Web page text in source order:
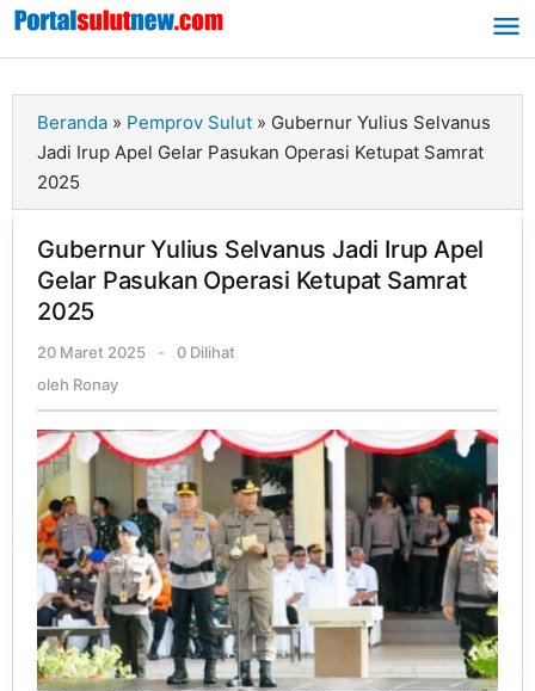
Lewati
Beranda » Pemprov Sulut » Gubernur Yulius Selvanus
Jadi Irup Apel Gelar Pasukan Operasi Ketupat Samrat
2025
Gubernur Yulius Selvanus Jadi Irup Apel
Gelar Pasukan Operasi Ketupat Samrat
2025
20 Maret 2025
oleh
-
0 Dilihat
oleh Ronay